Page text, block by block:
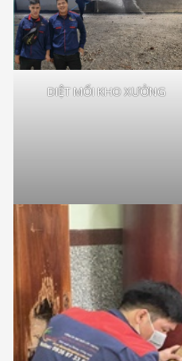
DIỆT MỐI KHO XƯỞNG